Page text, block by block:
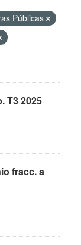
Públicas
T3 2025
fracc. a